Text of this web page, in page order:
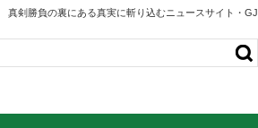
真剣勝負の裏にある真実に斬り込むニュースサイト・GJ